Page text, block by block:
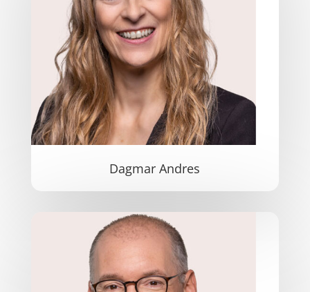
Dagmar Andres